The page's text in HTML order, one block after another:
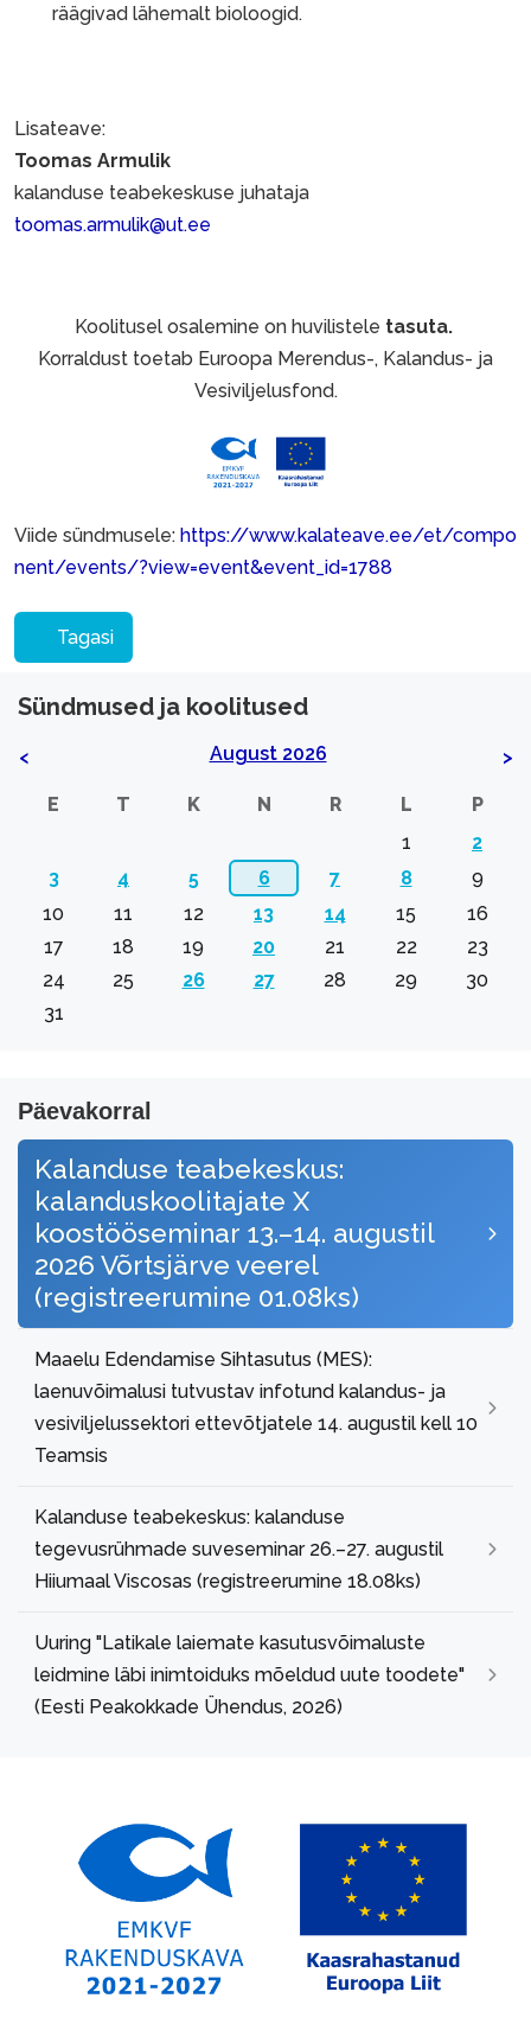
räägivad lähemalt bioloogid.
Lisateave:
Toomas Armulik
kalanduse teabekeskuse juhataja
toomas.armulik@ut.ee
Koolitusel osalemine on huvilistele tasuta.
Korraldust toetab Euroopa Merendus-, Kalandus- ja
Vesiviljelusfond.
Viide sündmusele: https://www.kalateave.ee/et/compo
nent/events/?view=event&event_id=1788
Tagasi
Sündmused ja koolitused
< August 2026 >
E T K N R L
P
1
2
3
4 5 6 7 8
9
10
11 12 13 14 15
16
17
18 19 20 21 22
23
24
25 26 27 28 29
30
31
Päevakorral
Kalanduse teabekeskus:
kalanduskoolitajate X
koostööseminar 13.–14. augustil
2026 Võrtsjärve veerel
(registreerumine 01.08ks)
Maaelu Edendamise Sihtasutus (MES):
laenuvõimalusi tutvustav infotund kalandus- ja
vesiviljelussektori ettevõtjatele 14. augustil kell 10
Teamsis
Kalanduse teabekeskus: kalanduse
tegevusrühmade suveseminar 26.–27. augustil
Hiiumaal Viscosas (registreerumine 18.08ks)
Uuring "Latikale laiemate kasutusvõimaluste
leidmine läbi inimtoiduks mõeldud uute toodete"
(Eesti Peakokkade Ühendus, 2026)